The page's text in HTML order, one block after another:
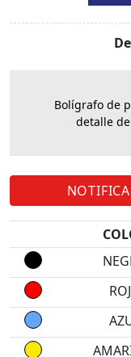
Bolígrafo de
detalle